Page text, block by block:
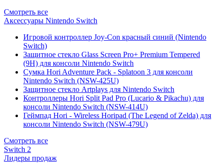
Смотреть все
Аксессуары Nintendo Switch
Игровой контроллер Joy-Con красный синий (Nintendo
Switch)
Защитное стекло Glass Screen Pro+ Premium Tempered
(9H) для консоли Nintendo Switch
Сумка Hori Adventure Pack - Splatoon 3 для консоли
Nintendo Switch (NSW-425U)
Защитное стекло Artplays для Nintendo Switch
Контроллеры Hori Split Pad Pro (Lucario & Pikachu) для
консоли Nintendo Switch (NSW-414U)
Геймпад Hori - Wireless Horipad (The Legend of Zelda) для
консоли Nintendo Switch (NSW-479U)
Смотреть все
Switch 2
Лидеры продаж